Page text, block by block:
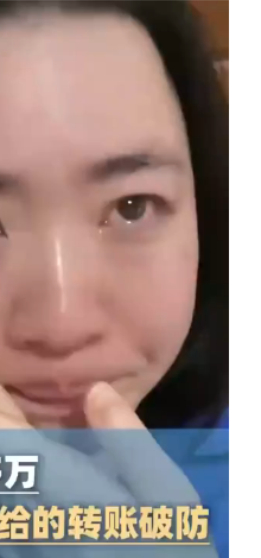
賬
JIUYI
設
計
20
多
翻
看
爸
爸
給
本
身
轉
賬